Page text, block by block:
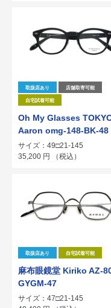
取扱店あり 店舗取寄可能
自宅試着可能
Oh My Glasses
Aaron omg-148-BK-48
サイズ：49□21-145
35,200 円 （税込）
取扱店あり 自宅試着可能
麻布眼鏡堂 Kiriko AZ-
GYGM-47
サイズ：47□21-145